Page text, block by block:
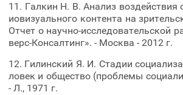
11. Галкин Н. В. Анализ воздействия
иовизуального контента на
Отчет о научно-исследовательской
верс-Консалтинг». - Москва - 2012 г.
12. Гилинский Я. И. Стадии
ловек и общество (проблемы
- Л., 1971 г.